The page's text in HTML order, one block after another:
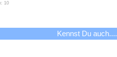
10
Kennst Du auch....